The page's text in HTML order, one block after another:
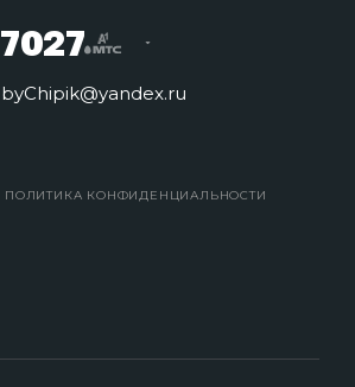
7027
byChipik@yandex.ru
ПОЛИТИКА КОНФИДЕНЦИАЛЬНОСТИ